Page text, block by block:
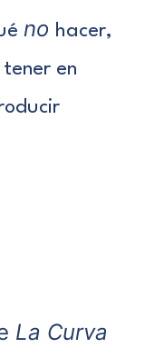
no hacer,
en
La Curva